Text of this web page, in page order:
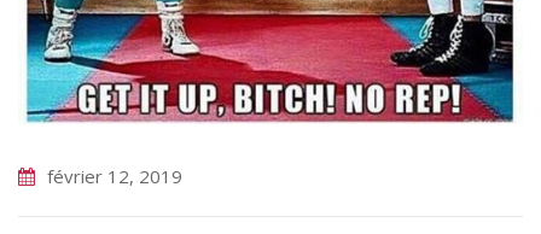
février 12, 2019